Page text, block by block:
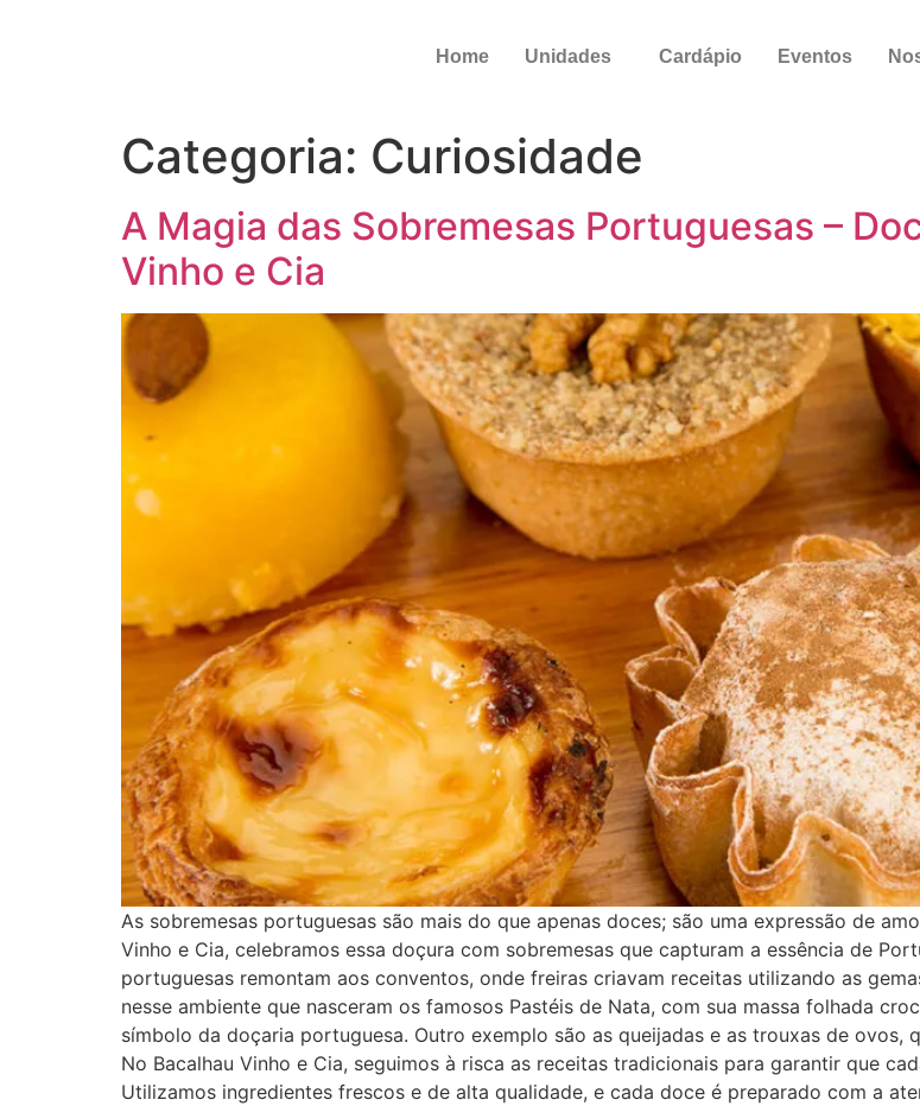
Home Unidades Cardápio Eventos
Categoria: Curiosidade
A Magia das Sobremesas Portuguesas –
Vinho e Cia
As sobremesas portuguesas são mais do que apenas doces; são uma expressão de
Vinho e Cia, celebramos essa doçura com sobremesas que capturam a essência de
portuguesas remontam aos conventos, onde freiras criavam receitas utilizando as
nesse ambiente que nasceram os famosos Pastéis de Nata, com sua massa folhada
símbolo da doçaria portuguesa. Outro exemplo são as queijadas e as trouxas de
No Bacalhau Vinho e Cia, seguimos à risca as receitas tradicionais para garantir que
Utilizamos ingredientes frescos e de alta qualidade, e cada doce é preparado com a